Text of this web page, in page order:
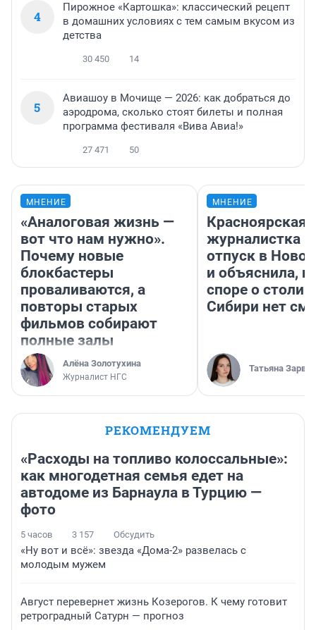
4
Пирожное «Картошка»: классический рецепт
в домашних условиях с тем самым вкусом из
детства
30 450 14
5
Авиашоу в Мочище — 2026: как добраться до
аэродрома, сколько стоят билеты и полная
программа фестиваля «Вива Авиа!»
27 471 50
МНЕНИЕ
«Аналоговая жизнь —
вот что нам нужно».
Почему новые
блокбастеры
проваливаются, а
повторы старых
фильмов собирают
полные залы
Алёна Золотухина
Журналист НГС
МНЕНИЕ
Красноярская
журналистка
отпуск в
и объяснила,
споре о
Сибири нет
Татьяна Зарва
РЕКОМЕНДУЕМ
«Расходы на топливо колоссальные»:
как многодетная семья едет на
автодоме из Барнаула в Турцию —
фото
5 часов 3 157 Обсудить
«Ну вот и всё»: звезда «Дома-2» развелась с
молодым мужем
Август перевернет жизнь Козерогов. К чему готовит
ретроградный Сатурн — прогноз